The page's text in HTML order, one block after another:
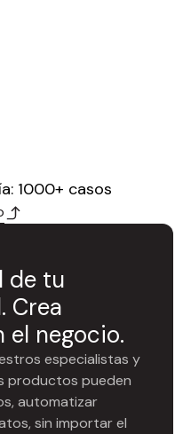
1000+ casos
de tu
Crea
el negocio.
especialistas y
productos pueden
automatizar
sin importar el